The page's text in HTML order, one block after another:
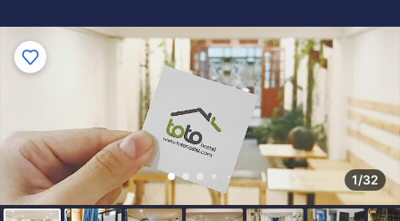
1/32